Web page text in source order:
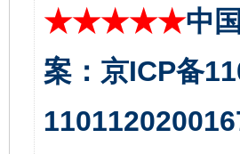
★★★★★中
案：京ICP备
千年窑火 生生不息